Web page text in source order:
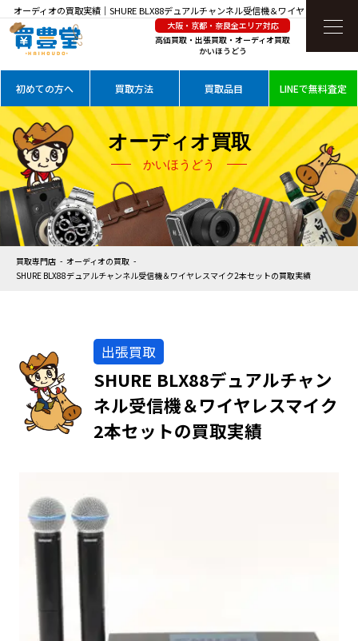
オーディオの買取実績｜SHURE BLX88デュアルチャンネル受信機＆ワイヤレスマイク2
本セットを高価買取
大阪・京都・奈良全エリア対応
高価買取・出張買取・オーディオ買取
かいほうどう
初めての方へ 買取方法 買取品目 LINEで無料査定
オーディオ買取
かいほうどう
買取専門店
オーディオの買取
SHURE BLX88デュアルチャンネル受信機＆ワイヤレスマイク2本セットの買取実績
出張買取
SHURE BLX88デュアルチャン
ネル受信機＆ワイヤレスマイク
2本セットの買取実績